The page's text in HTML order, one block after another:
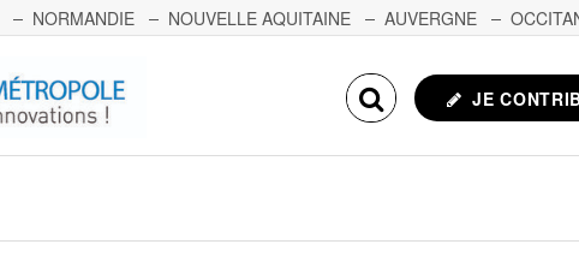
NORMANDIE NOUVELLE AQUITAINE AUVERGNE
JE